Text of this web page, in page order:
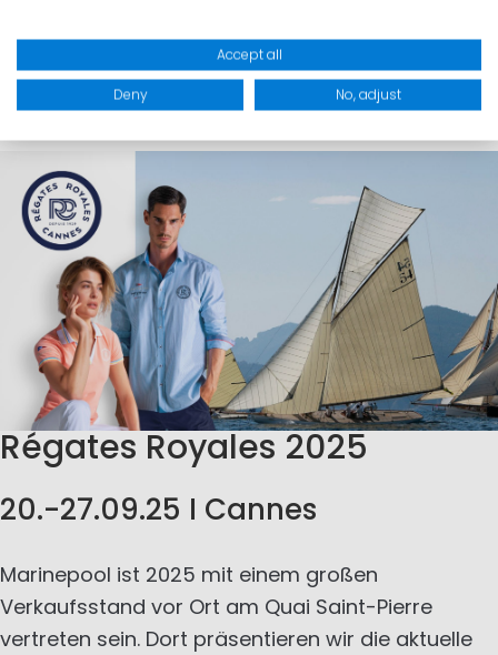
Team
Régates Royales 2025
20.-27.09.25 I Cannes
Marinepool ist 2025 mit einem großen
Verkaufsstand vor Ort am Quai Saint-Pierre
vertreten sein. Dort präsentieren wir die aktuelle
Accept all
Deny No, adjust